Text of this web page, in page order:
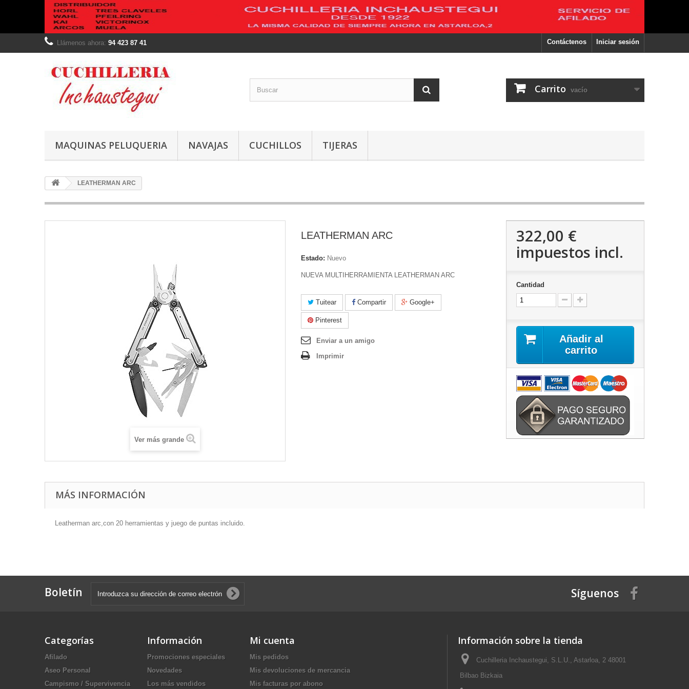
Iniciar sesión
Contáctenos
Llámenos ahora: 94 423 87 41
Carrito vacío
MAQUINAS PELUQUERIA NAVAJAS CUCHILLOS TIJERAS
LEATHERMAN ARC
Ver más grande
LEATHERMAN ARC
Estado: Nuevo
NUEVA MULTIHERRAMIENTA LEATHERMAN ARC
Tuitear Compartir Google+
Pinterest
Enviar a un amigo
Imprimir
322,00 €
impuestos incl.
Cantidad
Añadir al
carrito
MÁS INFORMACIÓN
Leatherman arc,con 20 herramientas y juego de puntas incluido.
Boletín Síguenos
Categorías
Afilado
Aseo Personal
Campismo / Supervivencia
Información
Promociones especiales
Novedades
Los más vendidos
Mi cuenta
Mis pedidos
Mis devoluciones de mercancia
Mis facturas por abono
Información sobre la tienda
Cuchilleria Inchaustegui, S.L.U., Astarloa, 2 48001
Bilbao Bizkaia